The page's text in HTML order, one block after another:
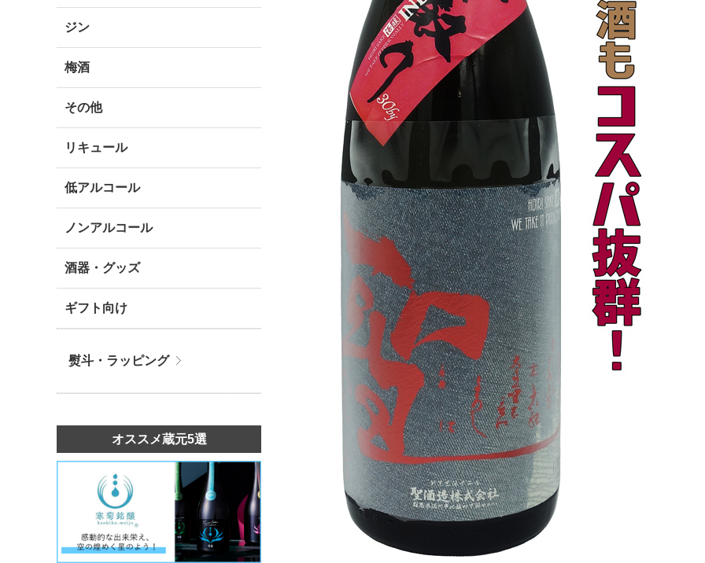
ジン
梅酒
その他
リキュール
低アルコール
ノンアルコール
酒器・グッズ
ギフト向け
熨斗・ラッピング
オススメ蔵元5選